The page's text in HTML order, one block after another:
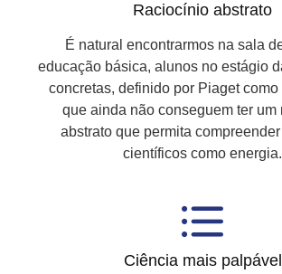
Raciocínio abstrato
É natural encontrarmos na sala
educação básica, alunos no estágio
concretas, definido por Piaget
que ainda não conseguem ter um
abstrato que permita
científicos como energia.
Ciência mais palpável